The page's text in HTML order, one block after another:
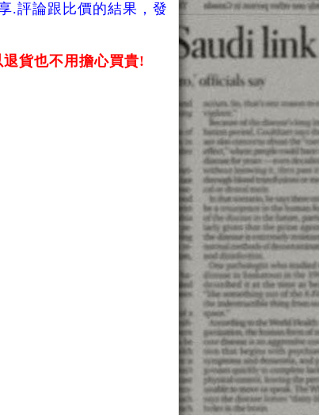
.評論跟比價的結果，發
貨也不用擔心買貴!